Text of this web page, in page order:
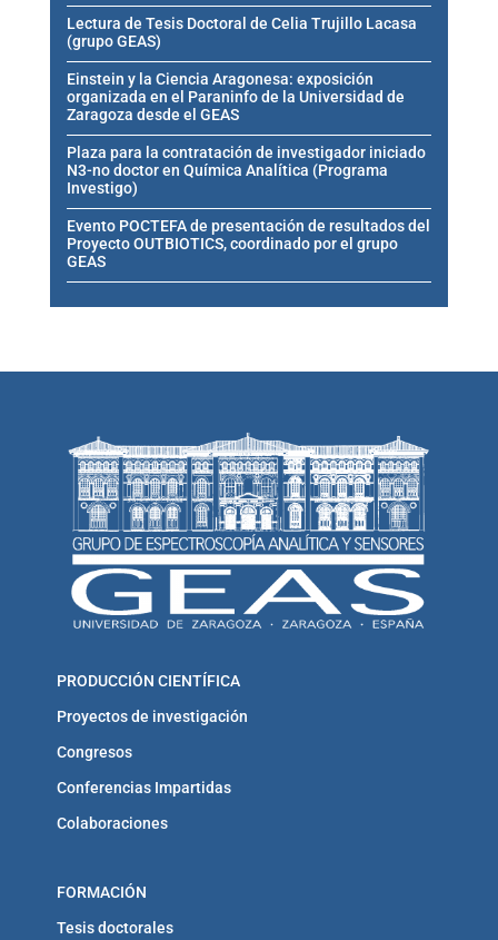
Lectura de Tesis Doctoral de Celia Trujillo Lacasa
(grupo GEAS)
Einstein y la Ciencia Aragonesa: exposición
organizada en el Paraninfo de la Universidad de
Zaragoza desde el GEAS
Plaza para la contratación de investigador iniciado
N3-no doctor en Química Analítica (Programa
Investigo)
Evento POCTEFA de presentación de resultados del
Proyecto OUTBIOTICS, coordinado por el grupo
GEAS
PRODUCCIÓN CIENTÍFICA
Proyectos de investigación
Congresos
Conferencias Impartidas
Colaboraciones
FORMACIÓN
Tesis doctorales